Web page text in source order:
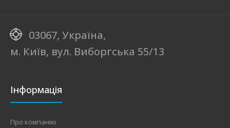
03067, Україна,
м. Київ, вул. Виборгська 55/13
Інформація
Про компанію